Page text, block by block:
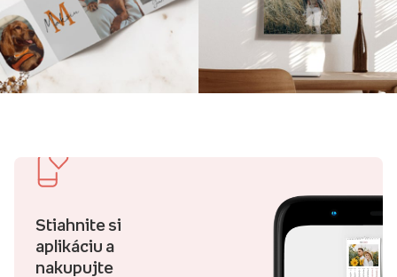
Stiahnite si
aplikáciu a
nakupujte